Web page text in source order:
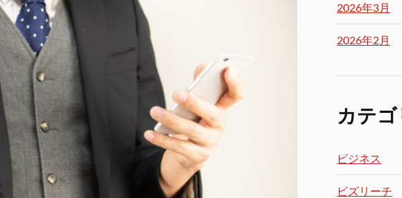
2026年3月
2026年2月
カテ
ビジネス
ビズリーチ